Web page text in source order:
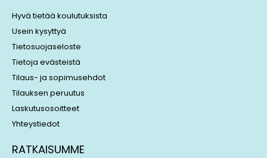
i
n
s
Hyvä tietää koulutuksista
Usein kysyttyä
Tietosuojaseloste
Tietoja evästeistä
Tilaus- ja sopimusehdot
Tilauksen peruutus
Laskutusosoitteet
Yhteystiedot
RATKAISUMME